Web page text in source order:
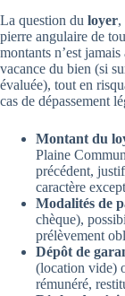
La question du loyer,
pierre angulaire de
montants n’est
vacance du bien (si
évaluée), tout en
cas de dépassement
Montant du
Plaine
précédent,
caractère
Modalités de
chèque),
prélèvement
Dépôt de
(location vide)
rémunéré,